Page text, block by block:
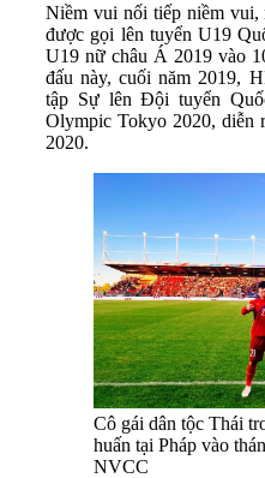
Niềm vui nối tiếp niềm
được gọi lên tuyển U19
U19 nữ châu Á 2019 vào
đấu này, cuối năm 2019,
tập Sự lên Đội tuyển
Olympic Tokyo 2020, diễn
2020.
Cô gái dân tộc Thái
huấn tại Pháp vào
NVCC